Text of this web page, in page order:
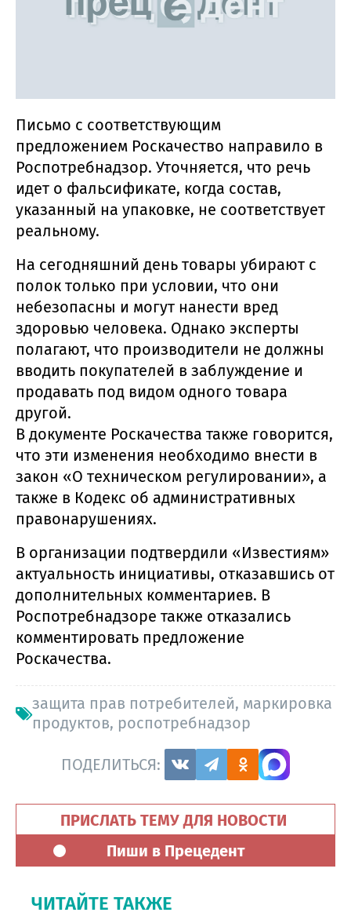
Письмо с соответствующим
предложением Роскачество направило в
Роспотребнадзор. Уточняется, что речь
идет о фальсификате, когда состав,
указанный на упаковке, не соответствует
реальному.
На сегодняшний день товары убирают с
полок только при условии, что они
небезопасны и могут нанести вред
здоровью человека. Однако эксперты
полагают, что производители не должны
вводить покупателей в заблуждение и
продавать под видом одного товара
другой.
В документе Роскачества также говорится,
что эти изменения необходимо внести в
закон «О техническом регулировании», а
также в Кодекс об административных
правонарушениях.
В организации подтвердили «Известиям»
актуальность инициативы, отказавшись от
дополнительных комментариев. В
Роспотребнадзоре также отказались
комментировать предложение
Роскачества.
защита прав потребителей, маркировка
продуктов, роспотребнадзор
ПОДЕЛИТЬСЯ:
ПРИСЛАТЬ ТЕМУ ДЛЯ НОВОСТИ
Пиши в Прецедент
ЧИТАЙТЕ ТАКЖЕ